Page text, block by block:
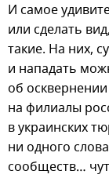
И самое
или сделать
такие. На них,
и нападать
об
на филиалы
в украинских
ни одного
сообществ…